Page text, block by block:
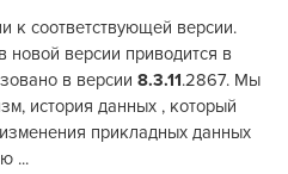
к соответствующей версии.
версии приводится в
в версии8.3.11.2867. Мы
история данных , который
прикладных данных
...